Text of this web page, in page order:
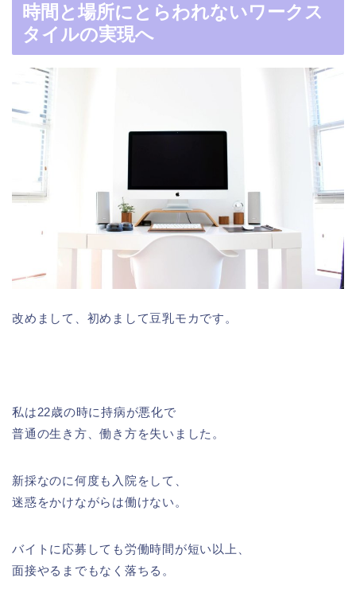
時間と場所にとらわれないワークス
タイルの実現へ
改めまして、初めまして豆乳モカです。
私は22歳の時に持病が悪化で
普通の生き方、働き方を失いました。
新採なのに何度も入院をして、
迷惑をかけながらは働けない。
バイトに応募しても労働時間が短い以上、
面接やるまでもなく落ちる。